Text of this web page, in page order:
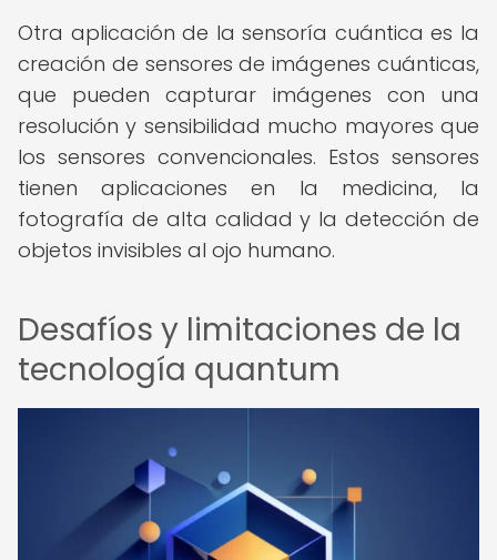
Otra aplicación de la sensoría cuántica es la
creación de sensores de imágenes cuánticas,
que pueden capturar imágenes con una
resolución y sensibilidad mucho mayores que
los sensores convencionales. Estos sensores
tienen aplicaciones en la medicina, la
fotografía de alta calidad y la detección de
objetos invisibles al ojo humano.
Desafíos y limitaciones de la
tecnología quantum